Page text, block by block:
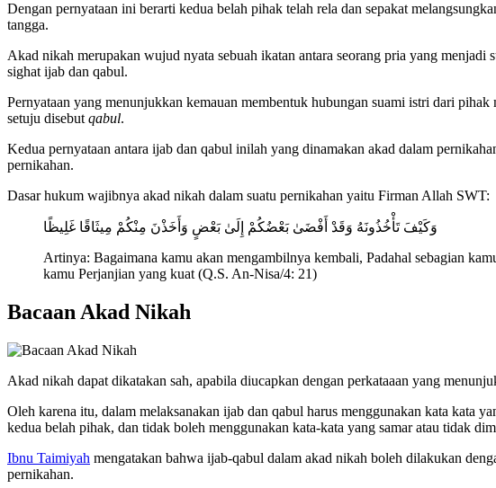
Dengan pernyataan ini berarti kedua belah pihak telah rela dan sepakat
tangga.
Akad nikah merupakan wujud nyata sebuah ikatan antara seorang pria yang
sighat ijab dan qabul.
Pernyataan yang menunjukkan kemauan membentuk hubungan suami istri dari pihak
setuju disebut qabul.
Kedua pernyataan antara ijab dan qabul inilah yang dinamakan akad dalam
pernikahan.
Dasar hukum wajibnya akad nikah dalam suatu pernikahan yaitu Firman Allah SWT:
وَكَيْفَ تَأْخُذُونَهُ وَقَدْ أَفْضَىٰ بَعْضُكُمْ إِلَىٰ بَعْضٍ وَأَخَذْنَ مِنْكُمْ مِيثَاقًا غَلِيظًا
Artinya: Bagaimana kamu akan mengambilnya kembali, Padahal sebagian
kamu Perjanjian yang kuat (Q.S. An-Nisa/4: 21)
Bacaan Akad Nikah
Akad nikah dapat dikatakan sah, apabila diucapkan dengan perkataaan yang
Oleh karena itu, dalam melaksanakan ijab dan qabul harus menggunakan kata kata
kedua belah pihak, dan tidak boleh menggunakan kata-kata yang samar atau tidak
Ibnu Taimiyah mengatakan bahwa ijab-qabul dalam akad nikah boleh dilakukan
pernikahan.